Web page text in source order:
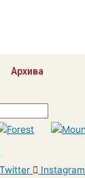
Архива
Twitter Instagram